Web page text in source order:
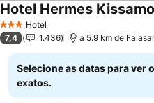
3 EstrelasHotel
Hotel Hermes
7,4 1.436 a 5.9 km de
Selecione as datas para ver
exatos.